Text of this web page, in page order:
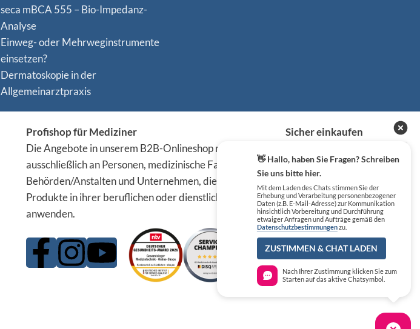
seca mBCA 555 – Bio-Impedanz-
Analyse
Einweg- oder Mehrweginstrumente
einsetzen?
Dermatoskopie in der
Allgemeinarztpraxis
Profishop für Mediziner
Die Angebote in unserem B2B-Onlineshop richten sich
ausschließlich an Personen, medizinische Fachkreise,
Behörden/Anstalten und Unternehmen, die die
Produkte in ihrer beruflichen oder dienstlichen Tätigkeit
anwenden.
Sicher einkaufen
👋 Hallo, haben Sie Fragen? Schreiben
Sie uns bitte hier.
Mit dem Laden des Chats stimmen Sie der
Erhebung und Verarbeitung personenbezogener
Daten (z.B. E-Mail-Adresse) zur Kommunikation
hinsichtlich Vorbereitung und Durchführung
etwaiger Anfragen und Aufträge gemäß den
Datenschutzbestimmungenzu.
ZUSTIMMEN & CHAT LADEN
Nach Ihrer Zustimmung klicken Sie zum
Starten auf das aktive Chatsymbol.